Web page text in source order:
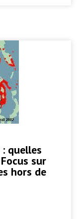
quelles
sur
hors de